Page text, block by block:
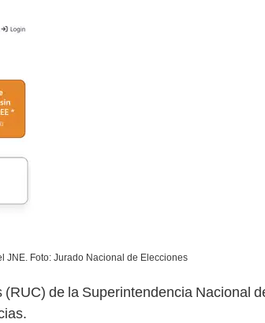
JNE. Foto: Jurado Nacional de Elecciones
de la Superintendencia Nacional